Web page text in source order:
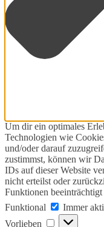
Um dir ein optimales
Technologien wie
und/oder darauf
zustimmst, können wir
IDs auf dieser Website
nicht erteilst oder
Funktionen
Funktional
Funktional
Immer
Vorlieben
Vorlieben